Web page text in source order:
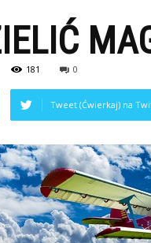
181 0
Tweet (Ćwierkaj) na